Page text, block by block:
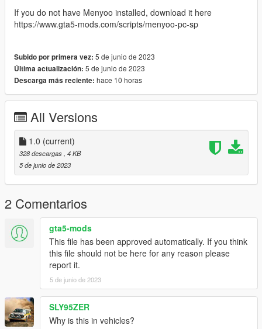
If you do not have Menyoo installed, download it here
https://www.gta5-mods.com/scripts/menyoo-pc-sp
Subido por primera vez: 5 de junio de 2023
Última actualización: 5 de junio de 2023
Descarga más reciente: hace 10 horas
All Versions
1.0 (current)
328 descargas , 4 KB
5 de junio de 2023
2 Comentarios
gta5-mods
This file has been approved automatically. If you think
this file should not be here for any reason please
report it.
5 de junio de 2023
SLY95ZER
Why is this in vehicles?